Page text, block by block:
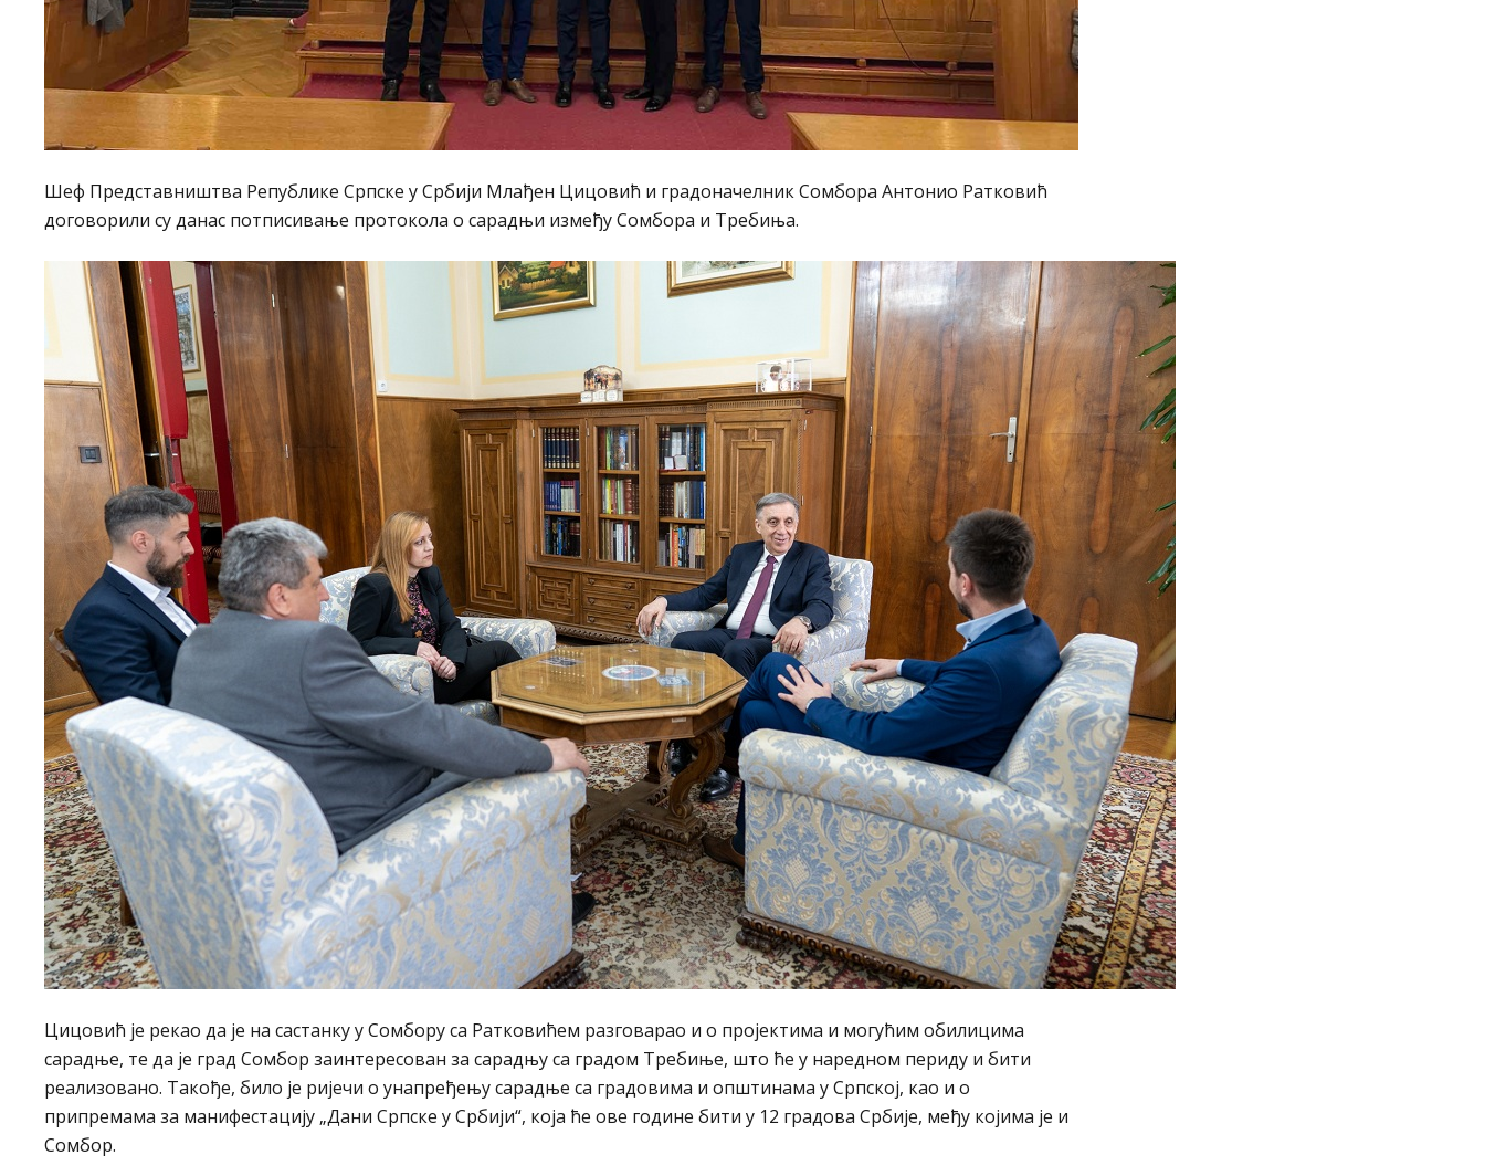
Шеф Представништва Републике Српске у Србији Млађен Цицовић и градоначелник Сомбора Антонио Ратковић
договорили су данас потписивање протокола о сарадњи између Сомбора и Требиња.
Цицовић је рекао да је на састанку у Сомбору са Ратковићем разговарао и о пројектима и могућим обилицима
сарадње, те да је град Сомбор заинтересован за сарадњу са градом Требиње, што ће у наредном периду и бити
реализовано. Такође, било је ријечи о унапређењу сарадње са градовима и општинама у Српској, као и о
припремама за манифестацију „Дани Српске у Србији“, која ће ове године бити у 12 градова Србије, међу којима је и
Сомбор.